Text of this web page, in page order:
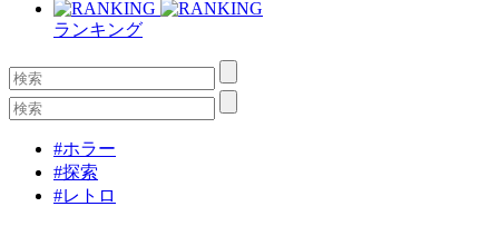
ランキング
#ホラー
#探索
#レトロ